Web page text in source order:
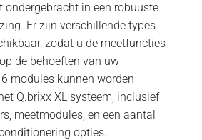
ondergebracht in een robuuste
Er zijn verschillende types
zodat u de meetfuncties
de behoeften van uw
modules kunnen worden
Q.brixx XL systeem, inclusief
meetmodules, en een aantal
opties.